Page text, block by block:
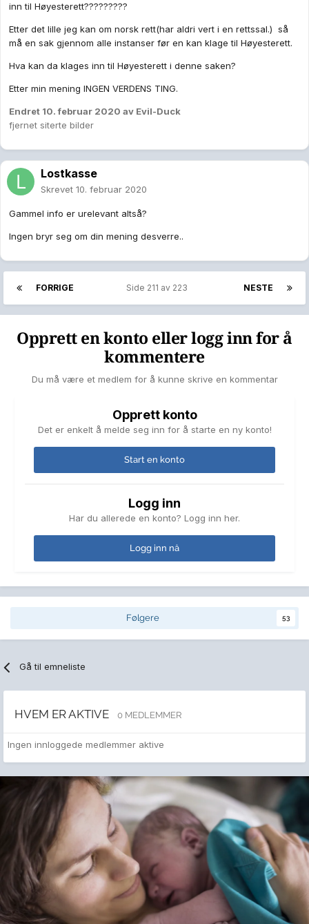
inn til Høyesterett?????????
Etter det lille jeg kan om norsk rett(har aldri vert i en rettssal.) så
må en sak gjennom alle instanser før en kan klage til Høyesterett.
Hva kan da klages inn til Høyesterett i denne saken?
Etter min mening INGEN VERDENS TING.
Endret 10. februar 2020 av Evil-Duck
fjernet siterte bilder
Lostkasse
Skrevet 10. februar 2020
Gammel info er urelevant altså?
Ingen bryr seg om din mening desverre..
FORRIGE NESTE
Side 211 av 223
Opprett en konto eller logg inn for å
kommentere
Du må være et medlem for å kunne skrive en kommentar
Opprett konto
Det er enkelt å melde seg inn for å starte en ny konto!
Start en konto
Logg inn
Har du allerede en konto? Logg inn her.
Logg inn nå
Følgere 53
Gå til emneliste
HVEM ER AKTIVE 0 MEDLEMMER
Ingen innloggede medlemmer aktive